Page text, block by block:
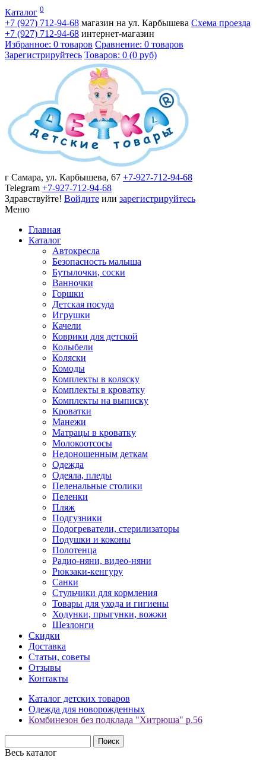
Каталог 0
+7 (927) 712-94-68 магазин на ул. Карбышева Схема проезда
+7 (927) 712-94-68 интернет-магазин
Избранное: 0 товаров Сравнение: 0 товаров
Зарегистрируйтесь Товаров: 0 (0 руб)
г Самара, ул. Карбышева, 67 +7-927-712-94-68
Telegram +7-927-712-94-68
Здравствуйте! Войдите или зарегистрируйтесь
Меню
Главная
Каталог
Автокресла
Безопасность малыша
Бутылочки, соски
Ванночки
Горшки
Детская посуда
Игрушки
Качели
Коврики для детской
Колыбели
Коляски
Комоды
Комплекты в коляску
Комплекты в кроватку
Комплекты на выписку
Кроватки
Манежи
Матрацы в кроватку
Молокоотсосы
Недоношенным деткам
Одежда
Одеяла, пледы
Пеленальные столики
Пеленки
Пляж
Подгузники
Подогреватели, стерилизаторы
Подушки и коконы
Полотенца
Радио-няни, видео-няни
Рюкзаки-кенгуру
Санки
Стульчики для кормления
Товары для ухода и гигиены
Ходунки, прыгунки, вожжи
Шезлонги
Скидки
Доставка
Статьи, советы
Отзывы
Контакты
Каталог детских товаров
Одежда для новорожденных
Комбинезон без подклада "Хитрюша" р.56
Весь каталог